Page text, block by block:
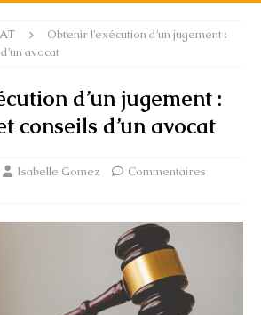
Obtenir l’exécution d’un jugement :
avocat
d’un jugement :
conseils d’un avocat
Isabelle Gomez
Commentaires